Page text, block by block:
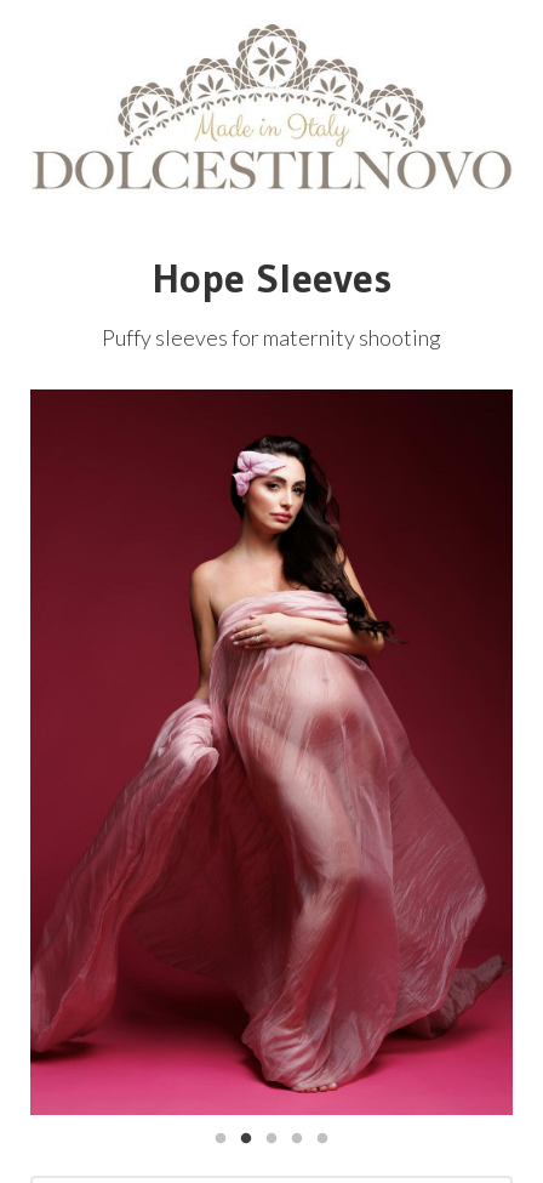
Hope Sleeves
Puffy sleeves for maternity shooting